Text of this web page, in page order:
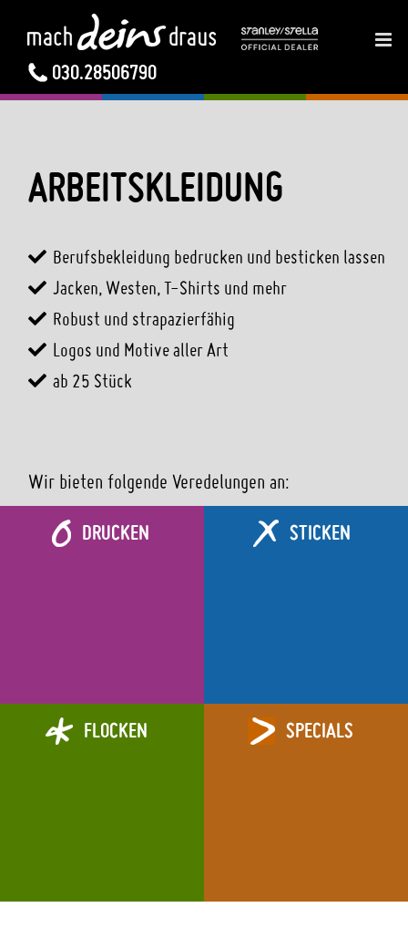
INHALT
SPRINGEN030.28506790
ARBEITSKLEIDUNG
Berufsbekleidung bedrucken und besticken lassen
Jacken, Westen, T-Shirts und mehr
Robust und strapazierfähig
Logos und Motive aller Art
ab 25 Stück
Wir bieten folgende Veredelungen an:
DRUCKEN STICKEN
FLOCKEN SPECIALS